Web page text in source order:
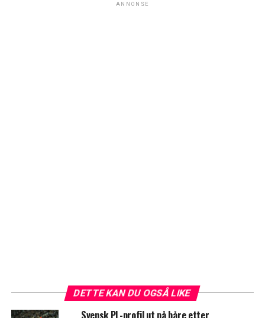
ANNONSE
DETTE KAN DU OGSÅ LIKE